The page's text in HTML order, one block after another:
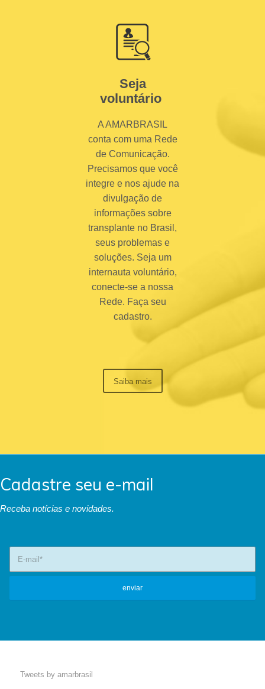
Seja
voluntário
A AMARBRASIL
conta com uma Rede
de Comunicação.
Precisamos que você
integre e nos ajude na
divulgação de
informações sobre
transplante no Brasil,
seus problemas e
soluções. Seja um
internauta voluntário,
conecte-se a nossa
Rede. Faça seu
cadastro.
Saiba mais
Cadastre seu e-mail
Receba notícias e novidades.
Tweets by amarbrasil